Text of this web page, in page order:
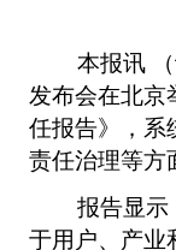
本报讯 （记
发布会在北京
任报告》，系
责任治理等方
报告显示，
于用户、产业